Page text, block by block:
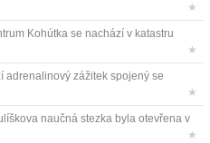
★
Kohútka se nachází v katastru
★
adrenalinový zážitek spojený se
★
naučná stezka byla otevřena v
★